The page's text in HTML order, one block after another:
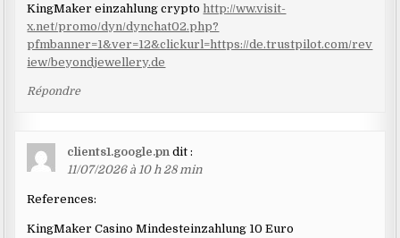
KingMaker einzahlung crypto http://ww.visit-
x.net/promo/dyn/dynchat02.php?
pfmbanner=1&ver=12&clickurl=https://de.trustpilot.com/rev
iew/beyondjewellery.de
Répondre
clients1.google.pn dit :
11/07/2026 à 10 h 28 min
References:
KingMaker Casino Mindesteinzahlung 10 Euro